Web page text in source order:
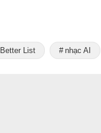
Better List nhạc AI